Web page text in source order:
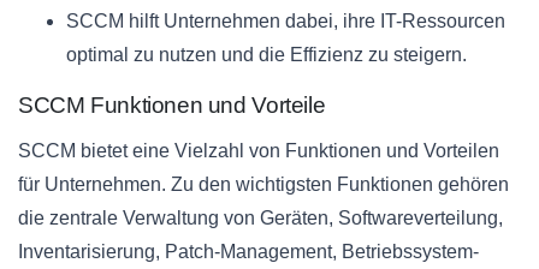
SCCM hilft Unternehmen dabei, ihre IT-Ressourcen
optimal zu nutzen und die Effizienz zu steigern.
SCCM Funktionen und Vorteile
SCCM bietet eine Vielzahl von Funktionen und Vorteilen
für Unternehmen. Zu den wichtigsten Funktionen gehören
die zentrale Verwaltung von Geräten, Softwareverteilung,
Inventarisierung, Patch-Management, Betriebssystem-